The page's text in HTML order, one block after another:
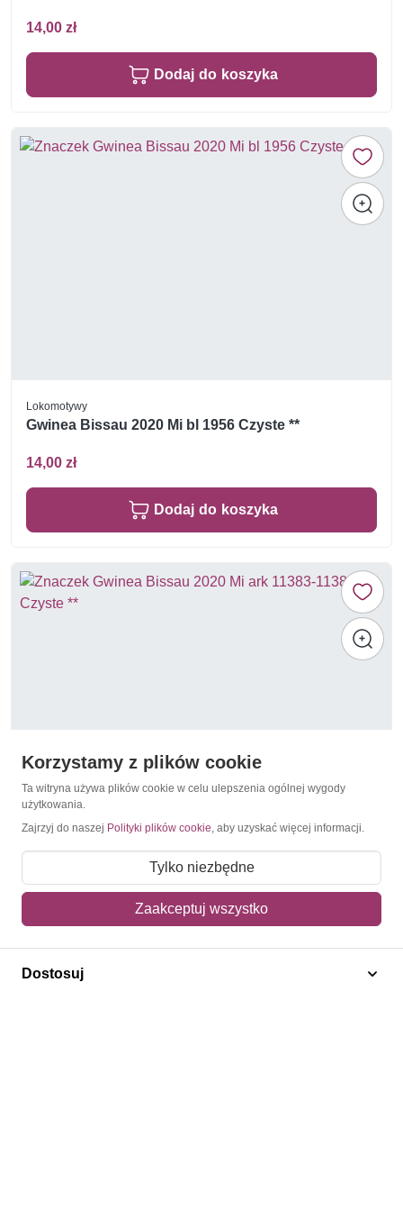
14,00 zł
Dodaj do koszyka
Lokomotywy
Gwinea Bissau 2020 Mi bl 1956 Czyste **
14,00 zł
Dodaj do koszyka
Gwinea Bissau 2020 Mi ark 11383-11386 Czyste **
14,00 zł
Dodaj do koszyka
Korzystamy z plików cookie
Ta witryna używa plików cookie w celu ulepszenia ogólnej wygody
użytkowania.
Zajrzyj do naszej Polityki plików cookie, aby uzyskać więcej informacji.
Tylko niezbędne
Zaakceptuj wszystko
Dostosuj